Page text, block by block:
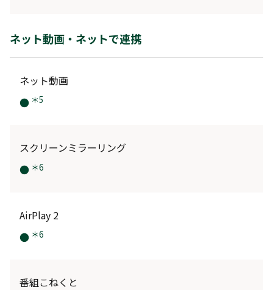
ネット動画・ネットで連携
ネット動画
● ＊5
スクリーンミラーリング
● ＊6
AirPlay 2
● ＊6
番組こねくと